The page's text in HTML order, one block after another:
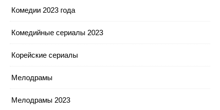
Комедии 2023 года
Комедийные сериалы 2023
Корейские сериалы
Мелодрамы
Мелодрамы 2023